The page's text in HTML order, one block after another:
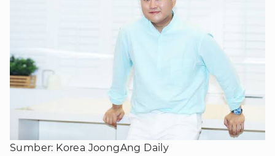
Sumber: Korea JoongAng Daily